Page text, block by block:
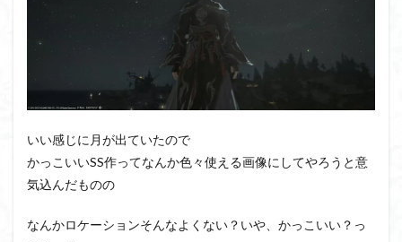
いい感じに月が出ていたので
かっこいいSS作ってなんか色々使える画像にしてやろうと意
気込んだものの
なんかロケーションそんなよくない？いや、かっこいい？っ